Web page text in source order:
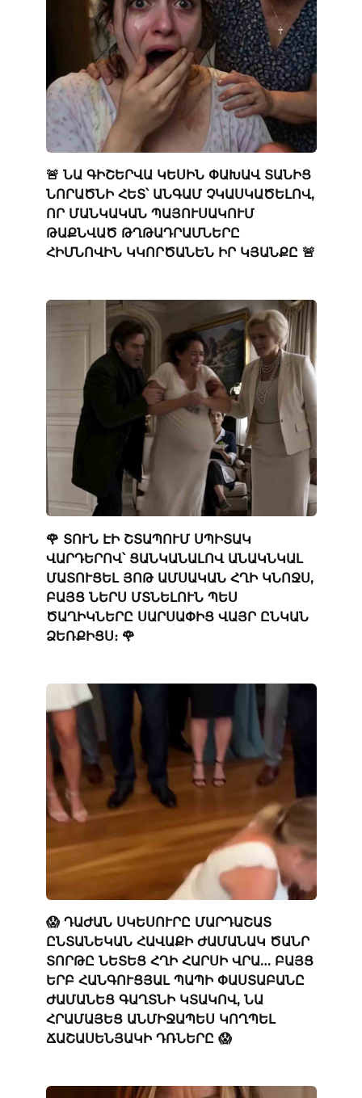
🚨 ՆԱ ԳԻՇԵՐՎԱ ԿԵՍԻՆ ՓԱԽԱՎ ՏԱՆԻՑ
ՆՈՐԱԾՆԻ ՀԵՏ՝ ԱՆԳԱՄ ՉԿԱՍԿԱԾԵԼՈՎ,
ՈՐ ՄԱՆԿԱԿԱՆ ՊԱՅՈՒՍԱԿՈՒՄ
ԹԱՔՆՎԱԾ ԹՂԹԱԴՐԱՄՆԵՐԸ
ՀԻՄՆՈՎԻՆ ԿԿՈՐԾԱՆԵՆ ԻՐ ԿՅԱՆՔԸ 🚨
🌹 ՏՈՒՆ ԷԻ ՇՏԱՊՈՒՄ ՍՊԻՏԱԿ
ՎԱՐԴԵՐՈՎ՝ ՑԱՆԿԱՆԱԼՈՎ ԱՆԱԿՆԿԱԼ
ՄԱՏՈՒՑԵԼ ՅՈԹ ԱՄՍԱԿԱՆ ՀՂԻ ԿՆՈՋՍ,
ԲԱՅՑ ՆԵՐՍ ՄՏՆԵԼՈՒՆ ՊԵՍ
ԾԱՂԻԿՆԵՐԸ ՍԱՐՍԱՓԻՑ ՎԱՅՐ ԸՆԿԱՆ
ՁԵՌՔԻՑՍ։ 🌹
😱 ԴԱԺԱՆ ՍԿԵՍՈՒՐԸ ՄԱՐԴԱՇԱՏ
ԸՆՏԱՆԵԿԱՆ ՀԱՎԱՔԻ ԺԱՄԱՆԱԿ ԾԱՆՐ
ՏՈՐԹԸ ՆԵՏԵՑ ՀՂԻ ՀԱՐՍԻ ՎՐԱ… ԲԱՅՑ
ԵՐԲ ՀԱՆԳՈՒՑՅԱԼ ՊԱՊԻ ՓԱՍՏԱԲԱՆԸ
ԺԱՄԱՆԵՑ ԳԱՂՏՆԻ ԿՏԱԿՈՎ, ՆԱ
ՀՐԱՄԱՅԵՑ ԱՆՄԻՋԱՊԵՍ ԿՈՂՊԵԼ
ՃԱՇԱՍԵՆՅԱԿԻ ԴՌՆԵՐԸ 😱